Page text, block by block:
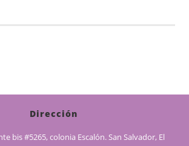
Dirección
bis #5265, colonia Escalón. San Salvador, El